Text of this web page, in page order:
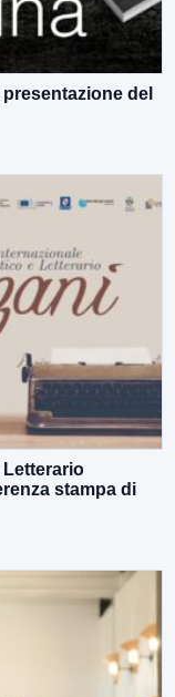
del
Letterario
stampa di